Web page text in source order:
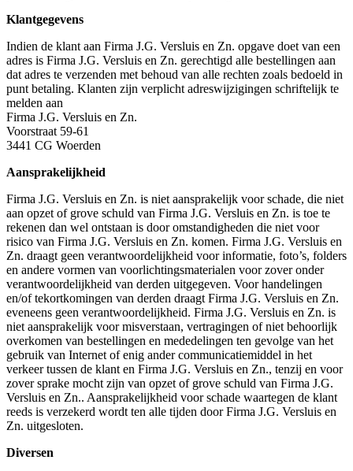
Klantgegevens
Indien de klant aan Firma J.G. Versluis en Zn. opgave doet van een
adres is Firma J.G. Versluis en Zn. gerechtigd alle bestellingen aan
dat adres te verzenden met behoud van alle rechten zoals bedoeld in
punt betaling. Klanten zijn verplicht adreswijzigingen schriftelijk te
melden aan
Firma J.G. Versluis en Zn.
Voorstraat 59-61
3441 CG Woerden
Aansprakelijkheid
Firma J.G. Versluis en Zn. is niet aansprakelijk voor schade, die niet
aan opzet of grove schuld van Firma J.G. Versluis en Zn. is toe te
rekenen dan wel ontstaan is door omstandigheden die niet voor
risico van Firma J.G. Versluis en Zn. komen. Firma J.G. Versluis en
Zn. draagt geen verantwoordelijkheid voor informatie, foto’s, folders
en andere vormen van voorlichtingsmaterialen voor zover onder
verantwoordelijkheid van derden uitgegeven. Voor handelingen
en/of tekortkomingen van derden draagt Firma J.G. Versluis en Zn.
eveneens geen verantwoordelijkheid. Firma J.G. Versluis en Zn. is
niet aansprakelijk voor misverstaan, vertragingen of niet behoorlijk
overkomen van bestellingen en mededelingen ten gevolge van het
gebruik van Internet of enig ander communicatiemiddel in het
verkeer tussen de klant en Firma J.G. Versluis en Zn., tenzij en voor
zover sprake mocht zijn van opzet of grove schuld van Firma J.G.
Versluis en Zn.. Aansprakelijkheid voor schade waartegen de klant
reeds is verzekerd wordt ten alle tijden door Firma J.G. Versluis en
Zn. uitgesloten.
Diversen